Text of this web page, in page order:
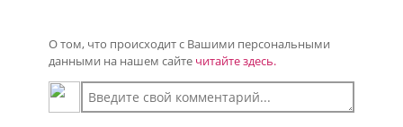
О том, что происходит с Вашими персональными
данными на нашем сайте читайте здесь.